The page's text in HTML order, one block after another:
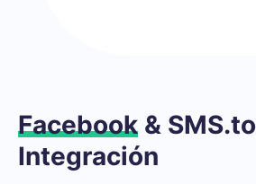
Facebook & SMS.to
Integración